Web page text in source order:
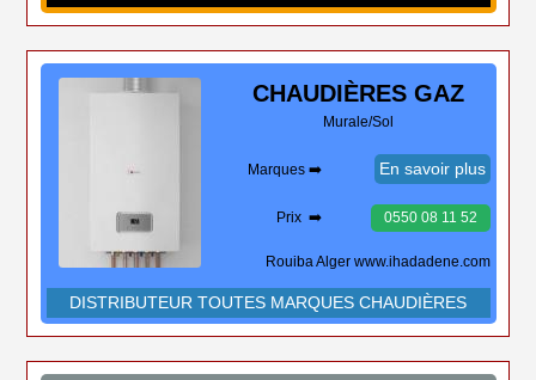
CHAUDIÈRES GAZ
Murale/Sol
Marques ➡️ En savoir plus
Prix ➡️ 0550 08 11 52
Rouiba Alger www.ihadadene.com
DISTRIBUTEUR TOUTES MARQUES CHAUDIÈRES